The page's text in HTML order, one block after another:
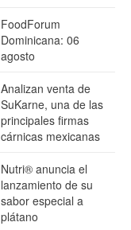
FoodForum
Dominicana: 06
agosto
Analizan venta de
SuKarne, una de las
principales firmas
cárnicas mexicanas
Nutri® anuncia el
lanzamiento de su
sabor especial a
plátano